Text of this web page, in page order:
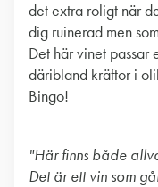
det extra roligt när
dig ruinerad men
Det här vinet passar
däribland kräftor i
Bingo!
"Här finns både
Det är ett vin som